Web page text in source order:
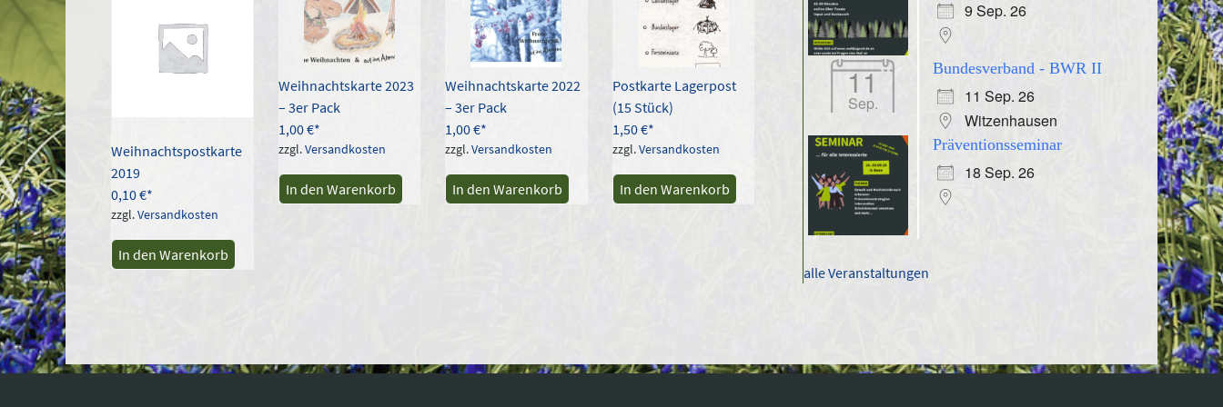
Produktseite
gewählt
werden
Weihnachtspostkarte
2019
0,10€
zzgl.Versandkosten
In den Warenkorb
Weihnachtskarte 2023
– 3er Pack
1,00€
zzgl.Versandkosten
In den Warenkorb
Weihnachtskarte 2022
– 3er Pack
1,00€
zzgl.Versandkosten
In den Warenkorb
Postkarte Lagerpost
(15 Stück)
1,50€
zzgl.Versandkosten
In den Warenkorb
9 Sep. 26
11
Sep.
Bundesverband - BWR II
11 Sep. 26
Witzenhausen
Präventionsseminar
18 Sep. 26
alle Veranstaltungen